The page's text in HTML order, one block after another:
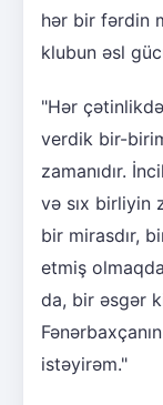
hər bir fərdin
klubun əsl
"Hər
verdik bir-
zamanıdır.
və sıx birliyin
bir mirasdır,
etmiş
da, bir əsgər
istəyirəm."